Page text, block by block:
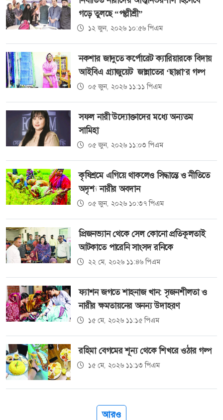
গড়ে তুলছে “পল্লীশ্রী”
১২ জুন, ২০২৬ ১০:৫৬ পিএম
নকশার জাদুতে কর্পোরেট ক্যারিয়ারকে বিদায়
আইবিএ গ্র্যাজুয়েট জান্নাতের ‘ছাপ্পা’র গল্প
০৫ জুন, ২০২৬ ১১:১১ পিএম
সফল নারী উদ্যোক্তাদের মধ্যে অন্যতম
সামিহা
০৫ জুন, ২০২৬ ১১:০৩ পিএম
কৃষিশ্রমে এগিয়ে থাকলেও সিদ্ধান্তে ও নীতিতে
অদৃশ্য নারীর অবদান
০৫ জুন, ২০২৬ ১০:৩৭ পিএম
প্রিজনভ্যান থেকে সেল কোনো প্রতিকূলতাই
আটকাতে পারেনি সাংসদ রনিকে
২২ মে, ২০২৬ ১১:৪৬ পিএম
ফ্যাশন জগতে শাহনাজ খান: সৃজনশীলতা ও
নারীর ক্ষমতায়নের অনন্য উদাহরণ
১৫ মে, ২০২৬ ১১:১৫ পিএম
রহিমা বেগমের শূন্য থেকে শিখরে ওঠার গল্প
১৫ মে, ২০২৬ ১১:১৩ পিএম
আরও